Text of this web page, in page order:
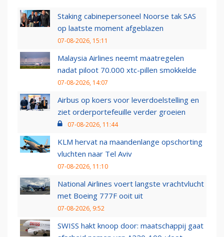
Staking cabinepersoneel Noorse tak SAS
op laatste moment afgeblazen
07-08-2026, 15:11
Malaysia Airlines neemt maatregelen
nadat piloot 70.000 xtc-pillen smokkelde
07-08-2026, 14:07
Airbus op koers voor leverdoelstelling en
ziet orderportefeuille verder groeien
07-08-2026, 11:44
KLM hervat na maandenlange opschorting
vluchten naar Tel Aviv
07-08-2026, 11:10
National Airlines voert langste vrachtvlucht
met Boeing 777F ooit uit
07-08-2026, 9:52
SWISS hakt knoop door: maatschappij gaat